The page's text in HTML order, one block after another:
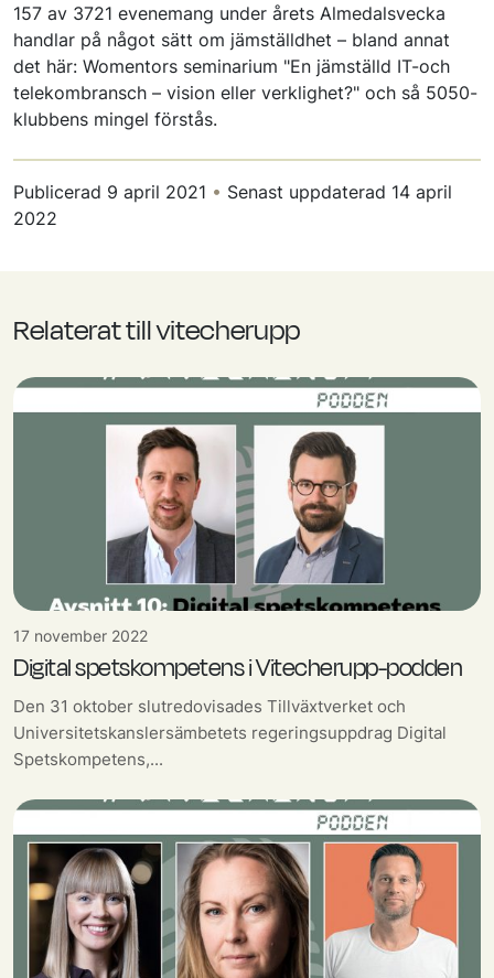
157 av 3721 evenemang under årets Almedalsvecka
handlar på något sätt om jämställdhet – bland annat
det här: Womentors seminarium "En jämställd IT-och
telekombransch – vision eller verklighet?" och så 5050-
klubbens mingel förstås.
Publicerad 9 april 2021 • Senast uppdaterad 14 april
2022
Relaterat till vitecherupp
17 november 2022
Digital spetskompetens i Vitecherupp-podden
Den 31 oktober slutredovisades Tillväxtverket och
Universitetskanslersämbetets regeringsuppdrag Digital
Spetskompetens,...